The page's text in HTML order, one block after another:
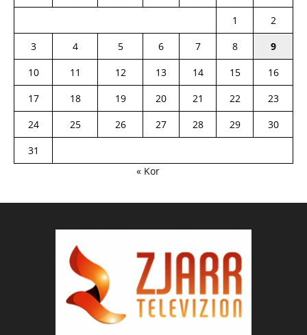
1
2
3
4 5 6 7 8
9
10
11 12 13 14 15
16
17
18 19 20 21 22
23
24
25 26 27 28 29
30
31
« Kor